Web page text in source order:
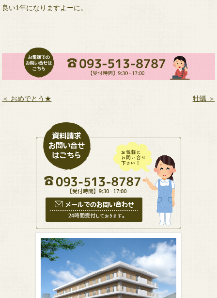
良い1年になりますよーに。
＜ おめでとう★ 牡蠣 ＞